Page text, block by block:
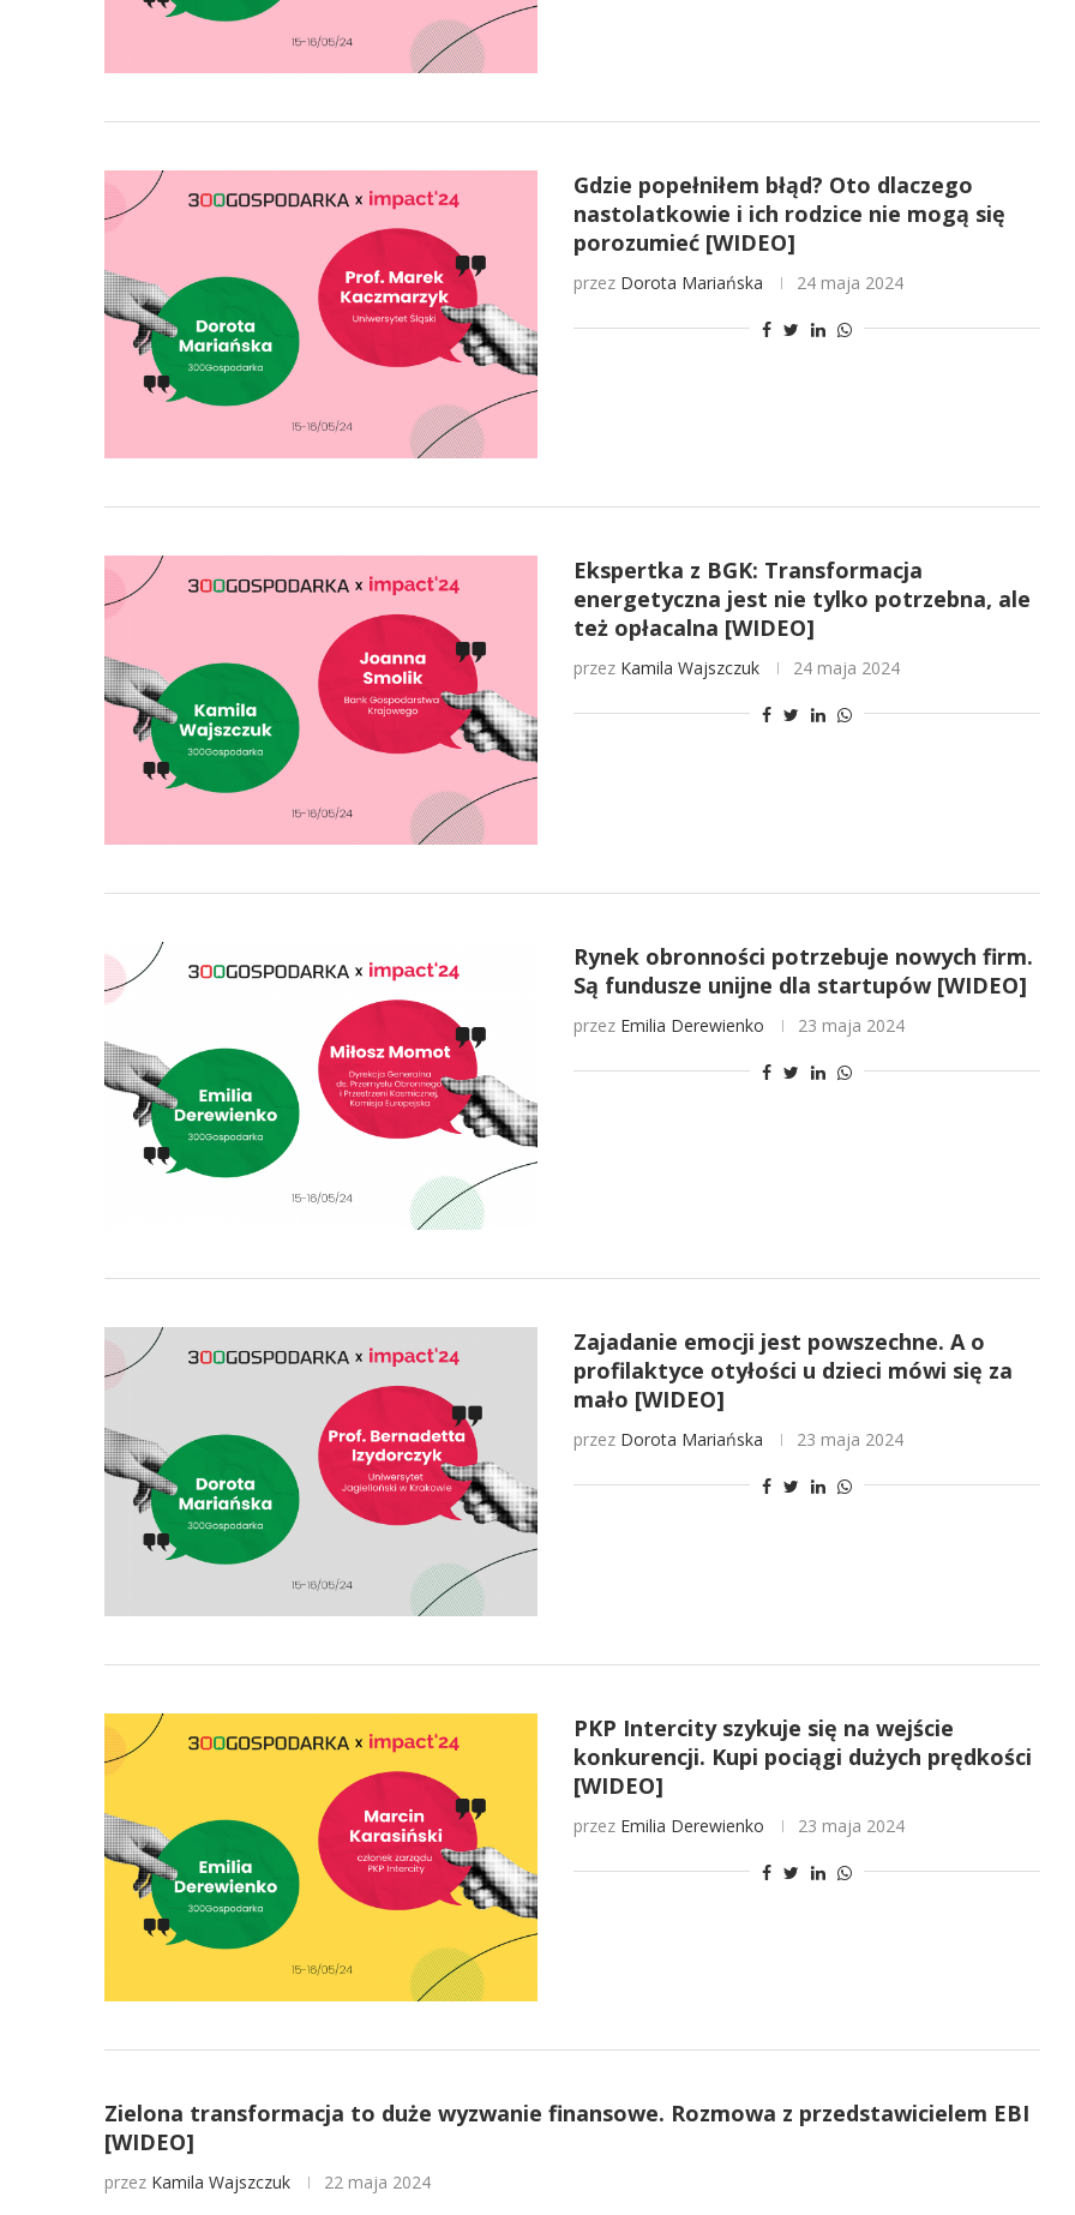
Gdzie popełniłem błąd? Oto dlaczego
nastolatkowie i ich rodzice nie mogą się
porozumieć [WIDEO]
przez Dorota Mariańska 24 maja 2024
Ekspertka z BGK: Transformacja
energetyczna jest nie tylko potrzebna, ale
też opłacalna [WIDEO]
przez Kamila Wajszczuk 24 maja 2024
Rynek obronności potrzebuje nowych firm.
Są fundusze unijne dla startupów [WIDEO]
przez Emilia Derewienko 23 maja 2024
Zajadanie emocji jest powszechne. A o
profilaktyce otyłości u dzieci mówi się za
mało [WIDEO]
przez Dorota Mariańska 23 maja 2024
PKP Intercity szykuje się na wejście
konkurencji. Kupi pociągi dużych prędkości
[WIDEO]
przez Emilia Derewienko 23 maja 2024
Zielona transformacja to duże wyzwanie finansowe. Rozmowa z przedstawicielem EBI
[WIDEO]
przez Kamila Wajszczuk 22 maja 2024